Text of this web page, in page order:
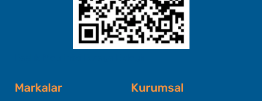
Markalar Kurumsal